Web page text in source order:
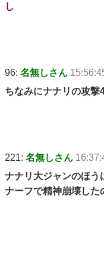
し
96: 名無しさん
ちなみにナナリの攻
221: 名無しさん
ナナリ大ジャンのほう
ナーフで精神崩壊した